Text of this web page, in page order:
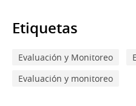
Etiquetas
Evaluación y Monitoreo
Evaluación y monitoreo